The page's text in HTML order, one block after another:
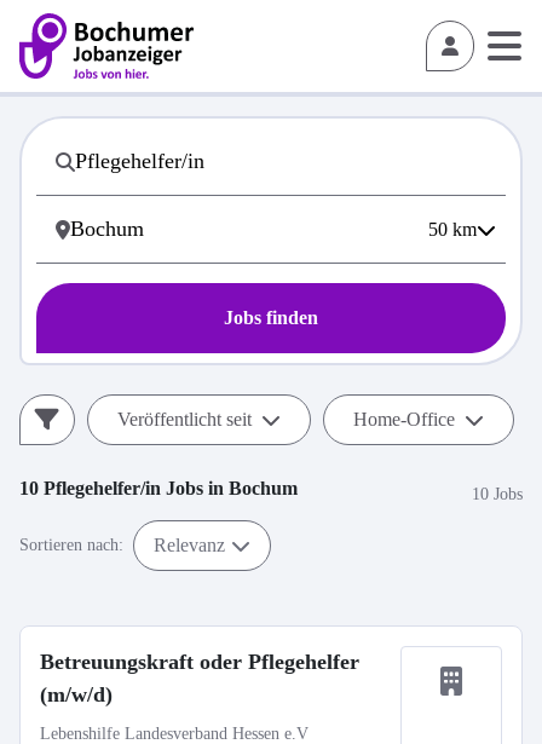
50 km
Jobs finden
Veröffentlicht seit Home-Office
10 Pflegehelfer/in Jobs in Bochum 10 Jobs
Sortieren nach: Relevanz
Betreuungskraft oder Pflegehelfer
(m/w/d)
Lebenshilfe Landesverband Hessen e.V